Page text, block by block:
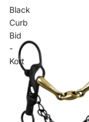
Black
Curb
Bid
-
Kort